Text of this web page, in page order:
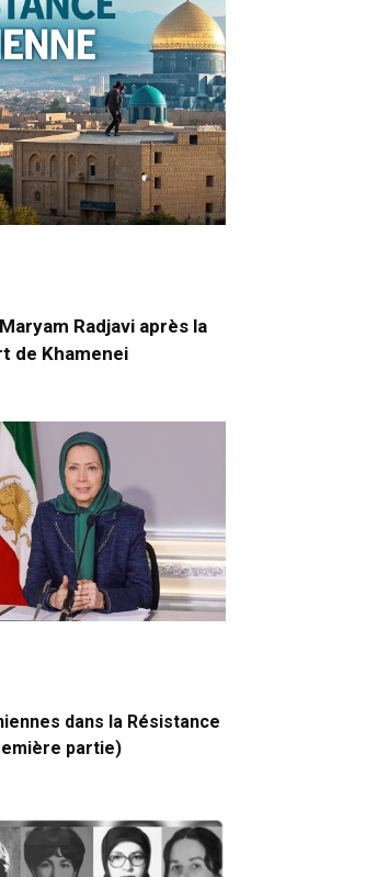
Radjavi après la
de Khamenei
dans la Résistance
partie)